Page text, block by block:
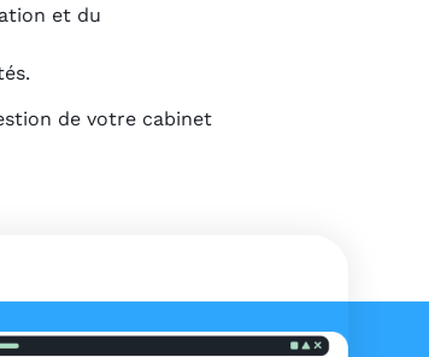
et du
de votre cabinet